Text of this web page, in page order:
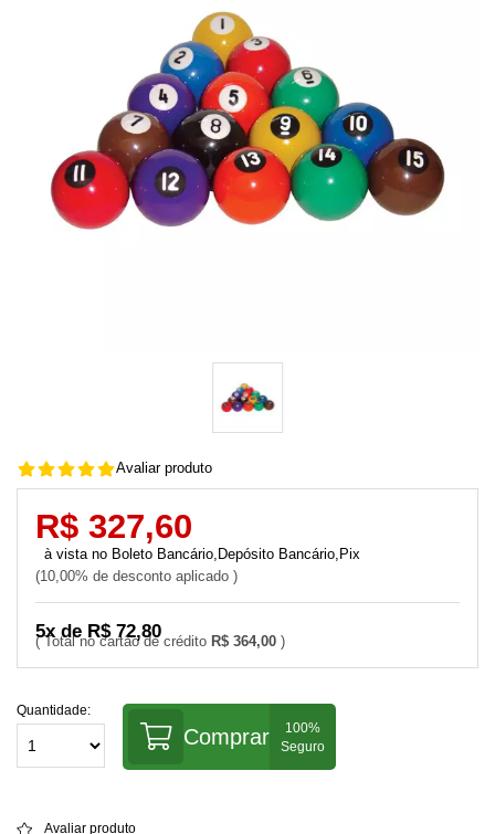
Avaliar produto
R$ 364,00
5x de R$ 72,80
R$ 327,60
10,00% de desconto aplicado
Boleto Bancário,Depósito Bancário,Pix
Quantidade:
Comprar
Avaliar produto